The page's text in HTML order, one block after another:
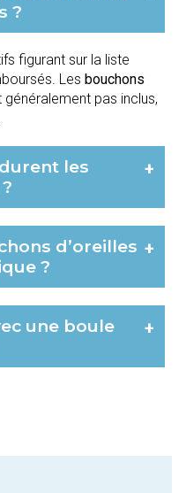
?
figurant sur la liste
Les bouchons
généralement pas inclus,
les
+
d’oreilles
?
+
une boule
+